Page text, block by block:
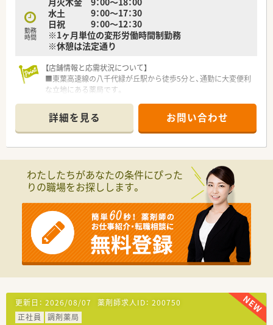
■長期連休を利用して海外旅行や趣味の時間を満喫するなど、オ
ンとオフをはっきりと切り替えて働きたい活動的な方が多い職
場です。
■他職種連携や在宅医療に興味を持ち、薬局の外にも視野を広げ
て地域医療に貢献したいという熱意ある薬剤師が中心となって
勤務
時間
水土 9：00～17：30
日祝 9：00～12：30
※1ヶ月単位の変形労働時間制勤務
※休憩は法定通り
【店舗情報と応需状況について】
■東葉高速線の八千代緑が丘駅から徒歩5分と、通勤に大変便利
な立地にある薬局です。
平均80枚から90枚程度です。
■薬剤師は常勤3名、非常勤1名の体制で、互いに協力しながら業
務に取り組んでいます。
■全国初の医療モールを誕生させ、M&A（合併・買収）に頼らず全
店直営で120店舗を展開しています。
■創業以来45期連続で増収増益を達成し、無借金経営と自己資
■調剤事業に加え、PB商品の開発を行うヘルシー&ビューティ事
業にも力を入れています。
【想定される業務内容】
■主な業務は、処方箋に基づく調剤業務、監査業務、患者様への
丁寧な服薬指導となります。
■皮膚科、内科、循環器科の処方箋応需を通じて、専門的な知識
■PBの化粧品や健康食品の販売にも携わり、患者様の未病・予防
にも貢献できます。
詳細を見る お問い合わせ
わたしたちがあなたの条件にぴった
りの職場をお探しします。
更新日： 2026/08/07 薬剤師求人ID： 200750
正社員
調剤薬局